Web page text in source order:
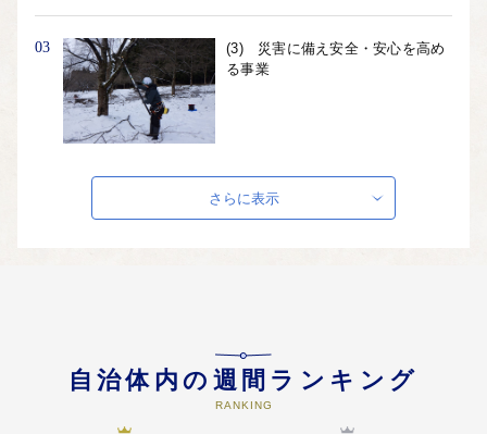
03
(3) 災害に備え安全・安心を高め
る事業
(4) 子育てしやすい環境をつくる
(5) 共に助け合いすべての人が健
康で暮らせる事業
さらに表示
自治体内の週間ランキング
RANKING